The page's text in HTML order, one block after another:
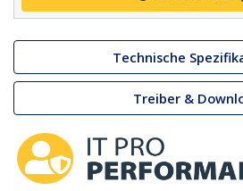
Technische
Treiber &